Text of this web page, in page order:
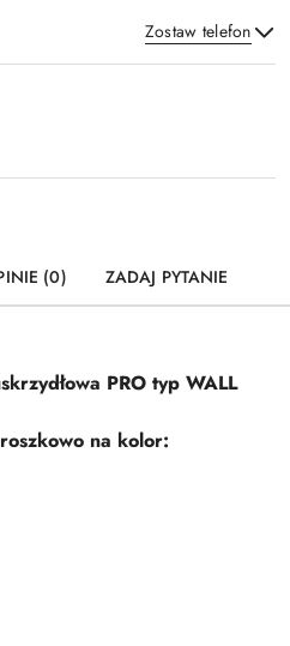
Zostaw telefon
(0) ZADAJ PYTANIE
PRO typ WALL
na kolor: